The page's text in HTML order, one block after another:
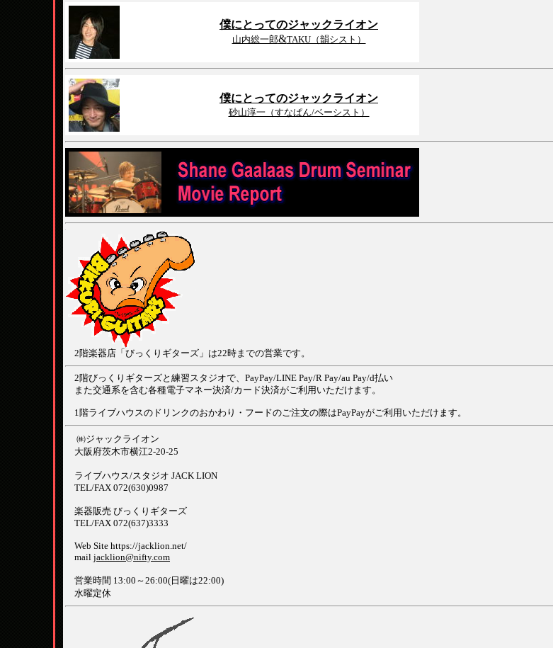
僕にとってのジャックライオン
山内総一郎&TAKU（韻シスト）
僕にとってのジャックライオン
砂山淳一（すなぱん/ベーシスト）
2階楽器店「びっくりギターズ」は22時までの営業です。
2階びっくりギターズと練習スタジオで、PayPay/LINE Pay/R Pay/au Pay/d払い
また交通系を含む各種電子マネー決済/カード決済がご利用いただけます。
1階ライブハウスのドリンクのおかわり・フードのご注文の際はPayPayがご利用いただけます。
㈱ジャックライオン
大阪府茨木市横江2-20-25
ライブハウス/スタジオ JACK LION
TEL/FAX 072(630)0987
楽器販売 びっくりギターズ
TEL/FAX 072(637)3333
Web Site https://jacklion.net/
mail jacklion@nifty.com
営業時間 13:00～26:00(日曜は22:00)
水曜定休